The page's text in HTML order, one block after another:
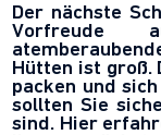
Der nächste
Vorfreude
Hütten ist groß.
packen und
sollten Sie
sind. Hier